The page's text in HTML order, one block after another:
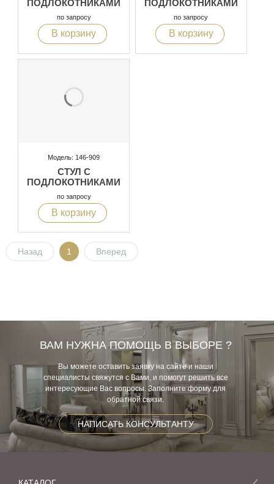
ПОДЛОКОТНИКАМИ
по запросу
В корзину
ПОДЛОКОТНИКАМИ
по запросу
В корзину
Модель: 146-909
СТУЛ С
ПОДЛОКОТНИКАМИ
по запросу
В корзину
Назад 1 Вперед
ВАМ НУЖНА ПОМОЩЬ В ВЫБОРЕ ?
Вы можете оставить заявку на сайте и наши
специалисты свяжутся с Вами, и помогут решить все
интересующие Вас вопросы. Заполните форму для
обратной связи.
НАПИСАТЬ КОНСУЛЬТАНТУ